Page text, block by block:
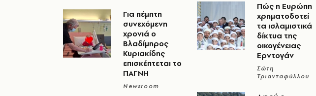
Για πέμπτη
συνεχόμενη
χρονιά ο
Βλαδίμηρος
Κυριακίδης
επισκέπτεται το
ΠΑΓΝΗ
Newsroom
Πώς η Ευρώπη
χρηματοδοτεί
τα ισλαμιστικά
δίκτυα της
οικογένειας
Ερντογάν
Σώτη
Τριανταφύλλου